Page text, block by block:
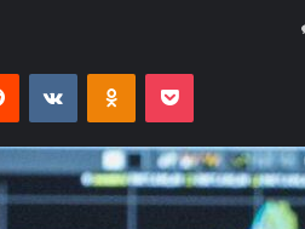
Reddit VKontakteOdnoklassniki
Pocket